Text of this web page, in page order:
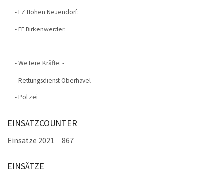
- LZ Hohen Neuendorf:
- FF Birkenwerder:
- Weitere Kräfte: -
- Rettungsdienst Oberhavel
- Polizei
EINSATZCOUNTER
Einsätze 2021 867
EINSÄTZE